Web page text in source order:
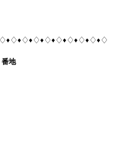
地